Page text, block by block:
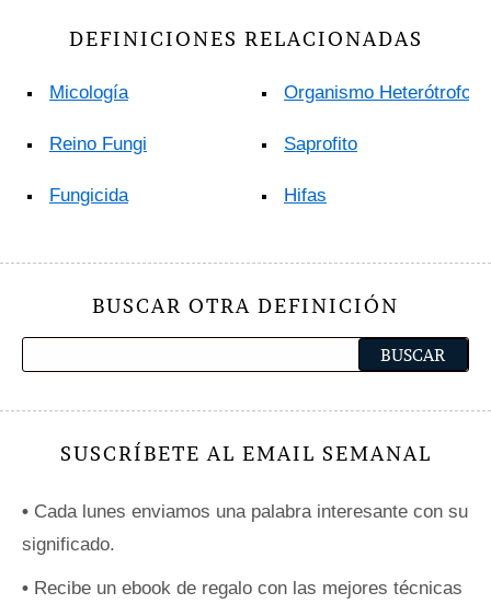
DEFINICIONES RELACIONADAS
Micología
Reino Fungi
Fungicida
Organismo Heterótrofo
Saprofito
Hifas
BUSCAR OTRA DEFINICIÓN
SUSCRÍBETE AL EMAIL SEMANAL
• Cada lunes enviamos una palabra interesante con su
significado.
• Recibe un ebook de regalo con las mejores técnicas